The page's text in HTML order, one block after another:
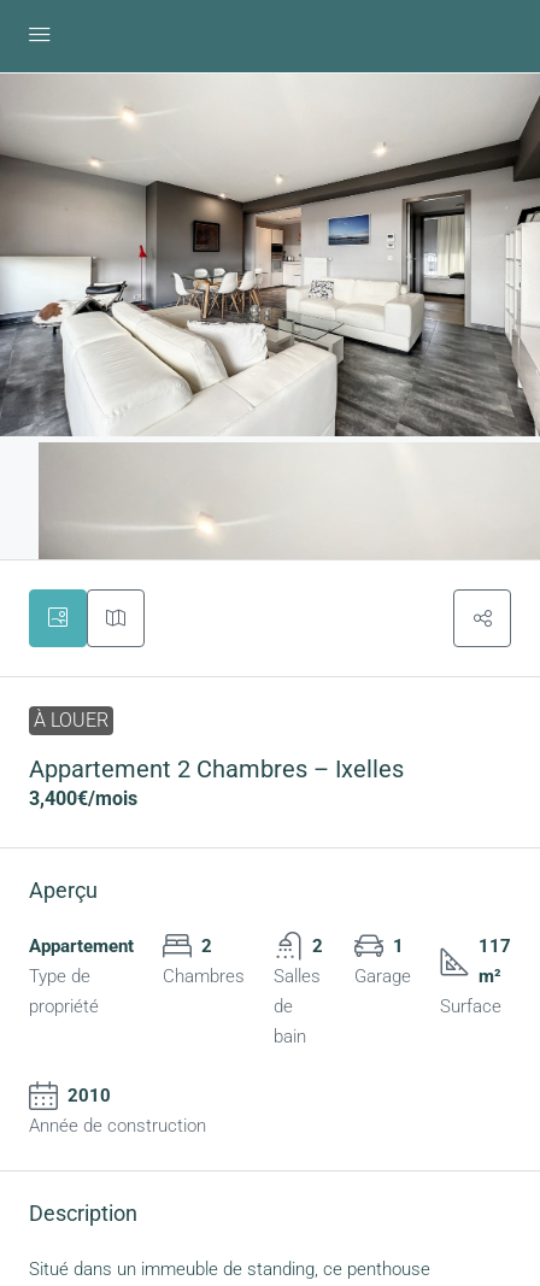
À LOUER
Appartement 2 Chambres – Ixelles
3,400€/mois
Aperçu
Appartement
Type de
propriété
2
Chambres
2
Salles
de
bain
1
Garage
117
m²
Surface
2010
Année de construction
Description
Situé dans un immeuble de standing, ce penthouse